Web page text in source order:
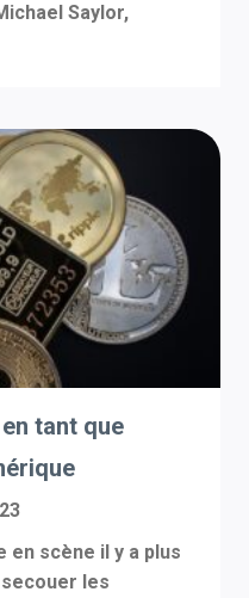
Saylor,
tant que
en scène il y a plus
secouer les